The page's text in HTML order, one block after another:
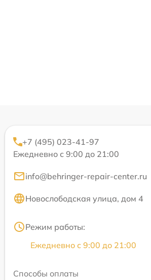
+7 (495) 023-41-97
Ежедневно с 9:00 до 21:00
info@behringer-repair-center.ru
Новослободская улица, дом 4
Режим работы:
Ежедневно с 9:00 до 21:00
Способы оплаты